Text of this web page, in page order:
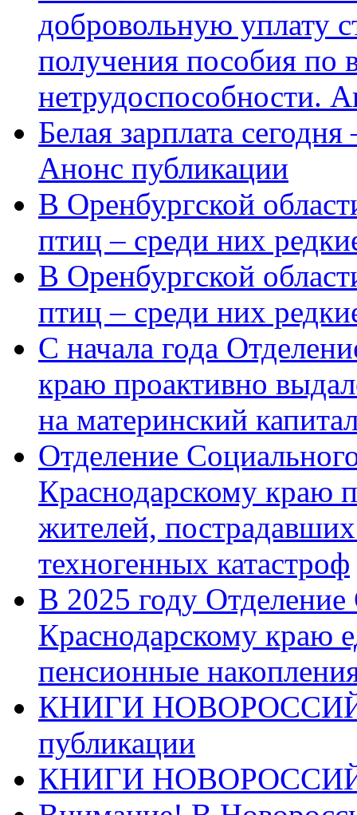
добровольную уплату
получения пособия по
нетрудоспособности.
Белая зарплата
Анонс публикации
В Оренбургской
птиц – среди них
В Оренбургской
птиц – среди них
С начала года
краю проактивно
на материнский
Отделение
Краснодарскому краю
жителей,
техногенных катастроф
В 2025 году
Краснодарскому краю
пенсионные
КНИГИ
публикации
КНИГИ